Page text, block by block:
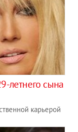
летнего сына
карьерой